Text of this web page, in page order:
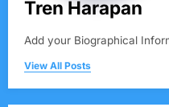
Tren Harapan
Add your Biographical
View All Posts